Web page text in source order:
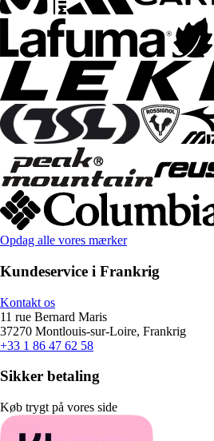
Opdag alle vores mærker
Kundeservice i Frankrig
Kontakt os
11 rue Bernard Maris
37270 Montlouis-sur-Loire, Frankrig
+33 1 86 47 62 58
Sikker betaling
Køb trygt på vores side